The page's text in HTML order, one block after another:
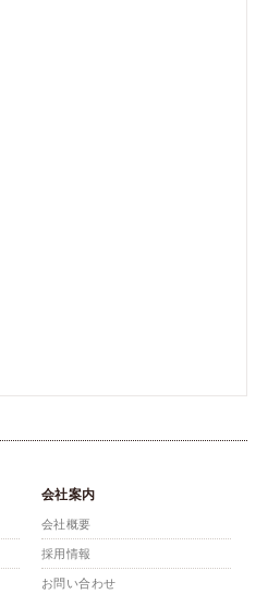
会社案内
会社概要
採用情報
お問い合わせ